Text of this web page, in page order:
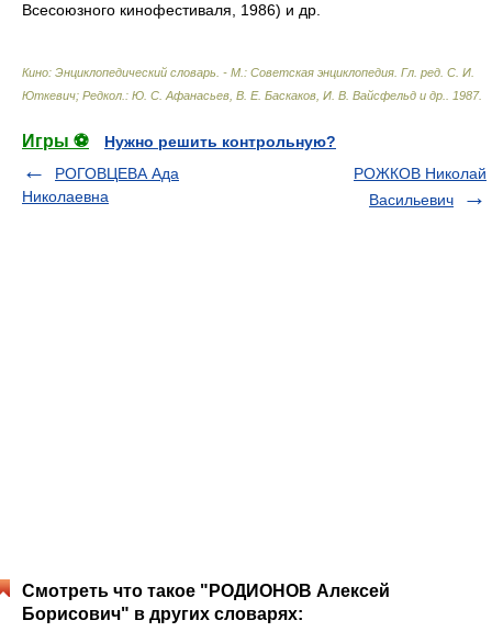
Всесоюзного кинофестиваля, 1986) и др.
Кино: Энциклопедический словарь. - М.: Советская энциклопедия Гл. ред. С. И.
Юткевич; Редкол.: Ю. С. Афанасьев, В. Е. Баскаков, И. В. Вайсфельд и др.
1987.
Игры ⚽
Нужно решить контрольную?
РОГОВЦЕВА Ада
Николаевна
РОЖКОВ Николай
Васильевич
Смотреть что такое "РОДИОНОВ Алексей
Борисович" в других словарях: